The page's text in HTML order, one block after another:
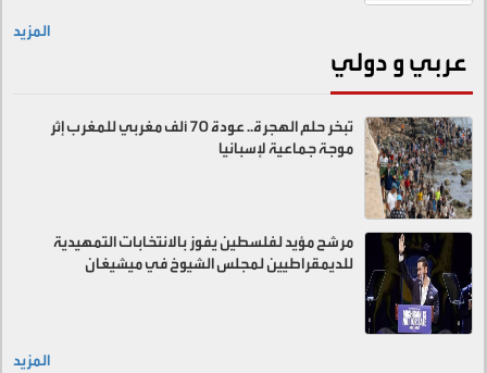
المزيد
عربي و دولي
تبخر حلم الهجرة.. عودة 70 ألف مغربي للمغرب إثر
موجة جماعية لإسبانيا
مرشح مؤيد لفلسطين يفوز بالانتخابات التمهيدية
للديمقراطيين لمجلس الشيوخ في ميشيغان
المزيد